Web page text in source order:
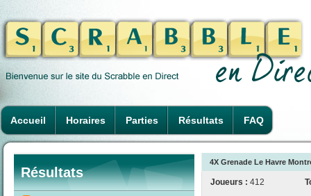
Accueil Horaires Parties Résultats FAQ
Résultats
4X Grenade Le Havre
Joueurs : 412